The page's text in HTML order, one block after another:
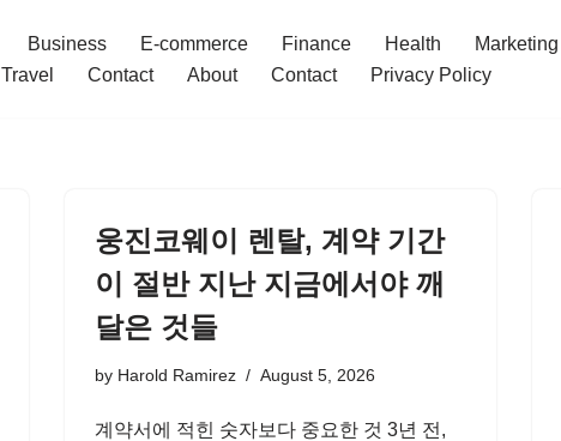
Business E-commerce Finance Health Marketing
Travel Contact About Contact Privacy Policy
웅진코웨이 렌탈, 계약 기간
이 절반 지난 지금에서야 깨
달은 것들
by Harold Ramirez August 5, 2026
계약서에 적힌 숫자보다 중요한 것 3년 전,